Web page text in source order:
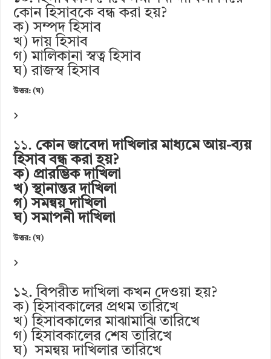
কোন হিসাবকে বন্ধ করা হয়?
ক) সম্পদ হিসাব
খ) দায় হিসাব
গ) মালিকানা স্বত্ব হিসাব
ঘ) রাজস্ব হিসাব
উত্তর: (ঘ)
১১. কোন জাবেদা দাখিলার মাধ্যমে আয়-ব্যয়
হিসাব বন্ধ করা হয়?
ক) প্রারম্ভিক দাখিলা
খ) স্থানান্তর দাখিলা
গ) সমন্বয় দাখিলা
ঘ) সমাপনী দাখিলা
উত্তর: (ঘ)
১২. বিপরীত দাখিলা কখন দেওয়া হয়?
ক) হিসাবকালের প্রথম তারিখে
খ) হিসাবকালের মাঝামাঝি তারিখে
গ) হিসাবকালের শেষ তারিখে
ঘ) সমন্বয় দাখিলার তারিখে